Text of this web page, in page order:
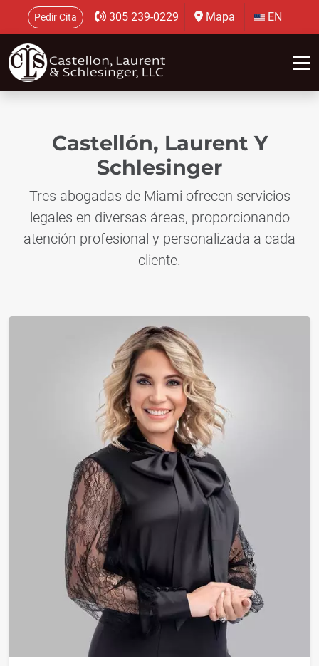
Pedir Cita 305 239-0229 Mapa EN
Castellón, Laurent Y
Schlesinger
Tres abogadas de Miami ofrecen servicios
legales en diversas áreas, proporcionando
atención profesional y personalizada a cada
cliente.